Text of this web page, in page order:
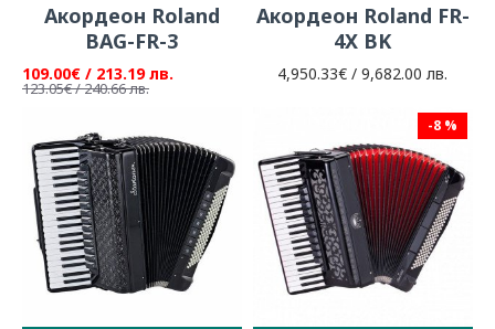
Акордеон Roland
BAG-FR-3
109.00€ / 213.19 лв.
123.05€ / 240.66 лв.
Акордеон Roland FR-
4X BK
4,950.33€ / 9,682.00 лв.
-8 %